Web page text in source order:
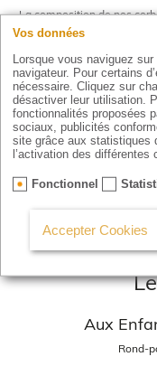
La composition de nos
Disponible toute la
Commencer
Aux
Rond-
Vos données
Lorsque vous naviguez
navigateur. Pour certains
nécessaire. Cliquez sur
désactiver leur utilisation.
fonctionnalités proposées
sociaux, publicités
site grâce aux statistiques
l’activation des différentes
Fonctionnel
Accepter Cookies